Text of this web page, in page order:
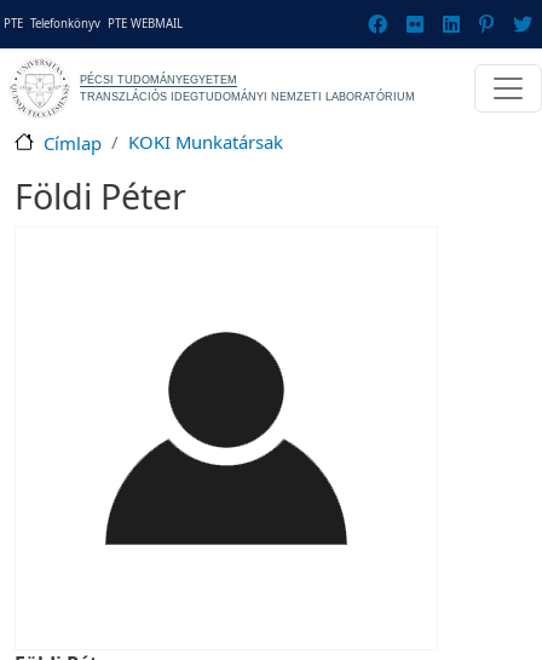
Ugrás a tartalomra
Gyorslinkek
PTE Telefonkönyv PTE WEBMAIL
PÉCSI TUDOMÁNYEGYETEM
TRANSZLÁCIÓS IDEGTUDOMÁNYI NEMZETI LABORATÓRIUM
Címlap KOKI Munkatársak
Földi Péter